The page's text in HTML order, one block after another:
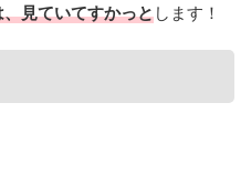
見ていてすかっとします！